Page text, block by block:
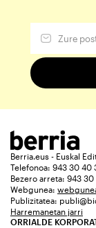
Berria.eus - Euskal
Telefonoa: 943 30 40
Bezero arreta: 943
Webgunea:
Publizitatea:
Harremanetan jarri
ORRIALDE